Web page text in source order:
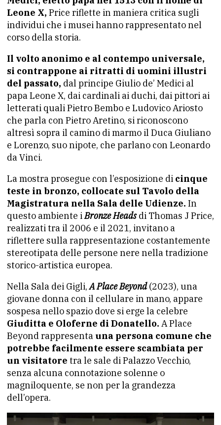
Leone X, Price riflette in maniera critica sugli
individui che i musei hanno rappresentato nel
corso della storia.
Il volto anonimo e al contempo universale,
si contrappone ai ritratti di uomini illustri
del passato, dal principe Giulio de’ Medici al
papa Leone X, dai cardinali ai duchi, dai pittori ai
letterati quali Pietro Bembo e Ludovico Ariosto
che parla con Pietro Aretino, si riconoscono
altresì sopra il camino di marmo il Duca Giuliano
e Lorenzo, suo nipote, che parlano con Leonardo
da Vinci.
La mostra prosegue con l’esposizione di cinque
teste in bronzo, collocate sul Tavolo della
Magistratura nella Sala delle Udienze. In
questo ambiente iBronze Heads di Thomas J Price,
realizzati tra il 2006 e il 2021, invitano a
riflettere sulla rappresentazione costantemente
stereotipata delle persone nere nella tradizione
storico-artistica europea.
Nella Sala dei Gigli,A Place Beyond (2023), una
giovane donna con il cellulare in mano, appare
sospesa nello spazio dove si erge la celebre
Giuditta e Oloferne di Donatello. A Place
Beyond rappresenta una persona comune che
potrebbe facilmente essere scambiata per
un visitatore tra le sale di Palazzo Vecchio,
senza alcuna connotazione solenne o
magniloquente, se non per la grandezza
dell’opera.